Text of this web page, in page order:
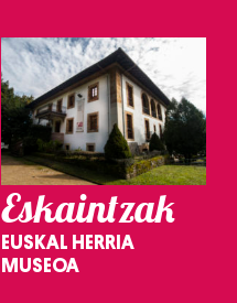
Eskaintzak
EUSKAL HERRIA
MUSEOA